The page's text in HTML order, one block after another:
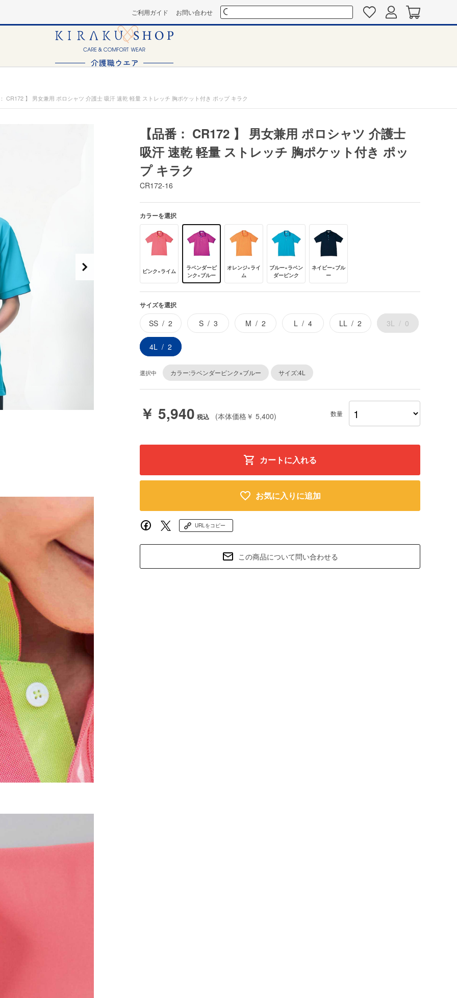
ご利用ガイド お問い合わせ
CR172 】 男女兼用 ポロシャツ 介護士 吸汗 速乾 軽量 ストレッチ 胸ポケット付き ポップ キラク
【品番： CR172 】 男女兼用 ポロシャツ 介護士
吸汗 速乾 軽量 ストレッチ 胸ポケット付き ポッ
プ キラク
CR172-16
カラーを選択
ピンク×ライム
ラベンダーピ
ンク×ブルー
オレンジ×ライ
ム
ブルー×ラベン
ダーピンク
ネイビー×ブル
ー
サイズを選択
SS 2 S 3 M 2 L 4 LL 2 3L 0
4L 2
選択中 カラー:ラベンダーピンク×ブルー サイズ:4L
￥ 5,940 (本体価格￥ 5,400) 数量
カートに入れる
お気に入りに追加
URLをコピー
この商品について問い合わせる